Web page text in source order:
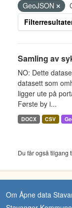
GeoJSON
Samling av
NO: Dette
datasett som
ligger ute på
Første by i...
DOCX CSV
Du får også tilgang
Om Åpne data